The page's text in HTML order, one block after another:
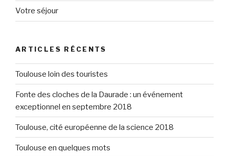
Votre séjour
ARTICLES RÉCENTS
Toulouse loin des touristes
Fonte des cloches de la Daurade : un événement
exceptionnel en septembre 2018
Toulouse, cité européenne de la science 2018
Toulouse en quelques mots